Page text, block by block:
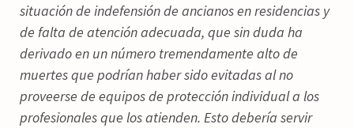
situación de indefensión de ancianos en residencias y
de falta de atención adecuada, que sin duda ha
derivado en un número tremendamente alto de
muertes que podrían haber sido evitadas al no
proveerse de equipos de protección individual a los
profesionales que los atienden. Esto debería servir